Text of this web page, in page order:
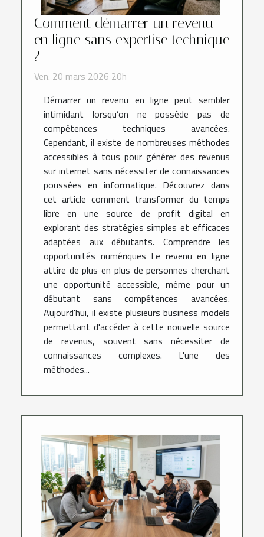
Comment démarrer un revenu
en ligne sans expertise technique
?
Ven. 20 mars 2026 20h
Démarrer un revenu en ligne peut sembler
intimidant lorsqu’on ne possède pas de
compétences techniques avancées.
Cependant, il existe de nombreuses méthodes
accessibles à tous pour générer des revenus
sur internet sans nécessiter de connaissances
poussées en informatique. Découvrez dans
cet article comment transformer du temps
libre en une source de profit digital en
explorant des stratégies simples et efficaces
adaptées aux débutants. Comprendre les
opportunités numériques Le revenu en ligne
attire de plus en plus de personnes cherchant
une opportunité accessible, même pour un
débutant sans compétences avancées.
Aujourd'hui, il existe plusieurs business models
permettant d'accéder à cette nouvelle source
de revenus, souvent sans nécessiter de
connaissances complexes. L'une des
méthodes...